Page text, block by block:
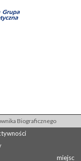
Biograficznego
miejsc